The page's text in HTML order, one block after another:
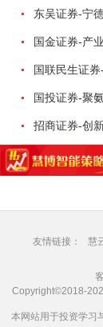
国金证券-产
友情链接： 慧
Copyright©2018-
本网站用于投资学习